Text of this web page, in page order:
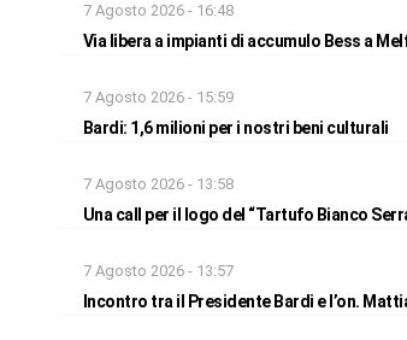
7 Agosto 2026 - 16:48
Via libera a impianti di accumulo Bess a
7 Agosto 2026 - 15:59
Bardi: 1,6 milioni per i nostri beni culturali
7 Agosto 2026 - 13:58
Una call per il logo del “Tartufo Bianco
7 Agosto 2026 - 13:57
Incontro tra il Presidente Bardi e l’on.